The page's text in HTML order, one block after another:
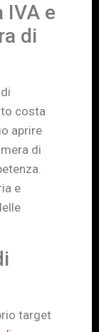
IVA e
di
costa
aprire
di
e
target